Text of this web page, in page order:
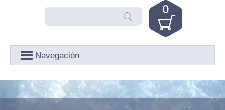
Navegación
0